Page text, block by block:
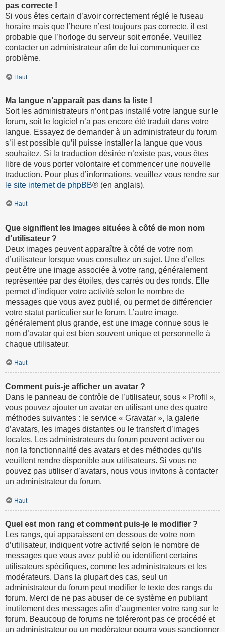
pas correcte !
Si vous êtes certain d’avoir correctement réglé le fuseau
horaire mais que l’heure n’est toujours pas correcte, il est
probable que l’horloge du serveur soit erronée. Veuillez
contacter un administrateur afin de lui communiquer ce
problème.
Haut
Ma langue n’apparaît pas dans la liste !
Soit les administrateurs n’ont pas installé votre langue sur le
forum, soit le logiciel n’a pas encore été traduit dans votre
langue. Essayez de demander à un administrateur du forum
s’il est possible qu’il puisse installer la langue que vous
souhaitez. Si la traduction désirée n’existe pas, vous êtes
libre de vous porter volontaire et commencer une nouvelle
traduction. Pour plus d’informations, veuillez vous rendre sur
le site internet de phpBB® (en anglais).
Haut
Que signifient les images situées à côté de mon nom
d’utilisateur ?
Deux images peuvent apparaître à côté de votre nom
d’utilisateur lorsque vous consultez un sujet. Une d’elles
peut être une image associée à votre rang, généralement
représentée par des étoiles, des carrés ou des ronds. Elle
permet d’indiquer votre activité selon le nombre de
messages que vous avez publié, ou permet de différencier
votre statut particulier sur le forum. L’autre image,
généralement plus grande, est une image connue sous le
nom d’avatar qui est bien souvent unique et personnelle à
chaque utilisateur.
Haut
Comment puis-je afficher un avatar ?
Dans le panneau de contrôle de l’utilisateur, sous « Profil »,
vous pouvez ajouter un avatar en utilisant une des quatre
méthodes suivantes : le service « Gravatar », la galerie
d’avatars, les images distantes ou le transfert d’images
locales. Les administrateurs du forum peuvent activer ou
non la fonctionnalité des avatars et des méthodes qu’ils
veuillent rendre disponible aux utilisateurs. Si vous ne
pouvez pas utiliser d’avatars, nous vous invitons à contacter
un administrateur du forum.
Haut
Quel est mon rang et comment puis-je le modifier ?
Les rangs, qui apparaissent en dessous de votre nom
d’utilisateur, indiquent votre activité selon le nombre de
messages que vous avez publié ou identifient certains
utilisateurs spécifiques, comme les administrateurs et les
modérateurs. Dans la plupart des cas, seul un
administrateur du forum peut modifier le texte des rangs du
forum. Merci de ne pas abuser de ce système en publiant
inutilement des messages afin d’augmenter votre rang sur le
forum. Beaucoup de forums ne toléreront pas ce procédé et
un administrateur ou un modérateur pourra vous sanctionner